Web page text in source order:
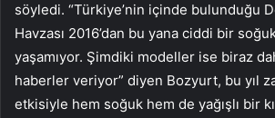
söyledi. “Türkiye’nin içinde bulunduğu
Havzası 2016’dan bu yana ciddi bir soğuk
yaşamıyor. Şimdiki modeller ise biraz
haberler veriyor” diyen Bozyurt, bu yıl
etkisiyle hem soğuk hem de yağışlı bir